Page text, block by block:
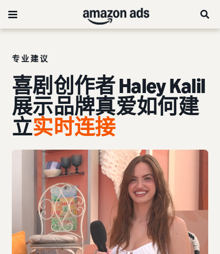
专业建议
喜剧创作者 Haley Kalil
展示品牌真爱如何建
立实时连接